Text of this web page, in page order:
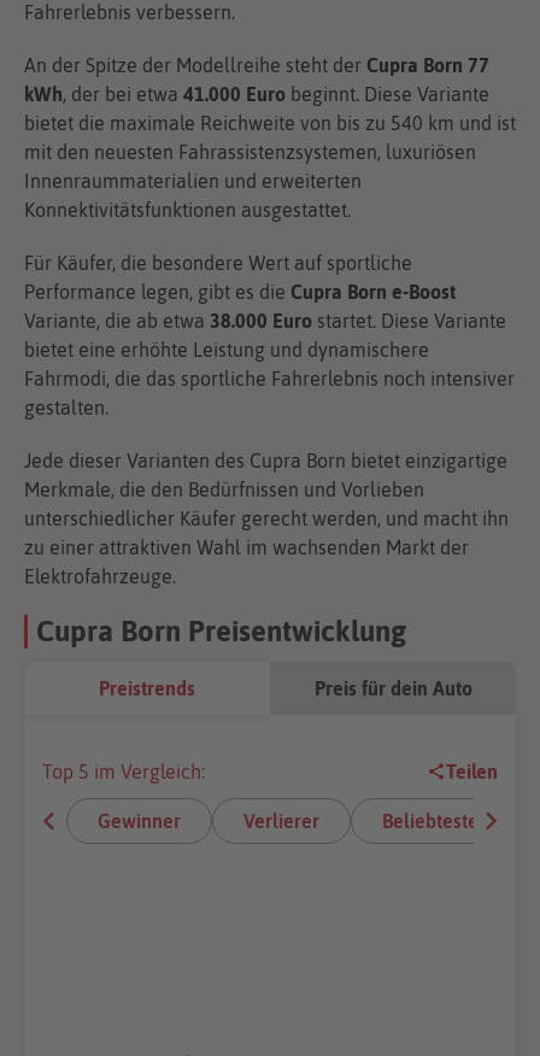
Fahrerlebnis verbessern.
An der Spitze der Modellreihe steht der Cupra Born 77
kWh, der bei etwa 41.000 Euro beginnt. Diese Variante
bietet die maximale Reichweite von bis zu 540 km und ist
mit den neuesten Fahrassistenzsystemen, luxuriösen
Innenraummaterialien und erweiterten
Konnektivitätsfunktionen ausgestattet.
Für Käufer, die besondere Wert auf sportliche
Performance legen, gibt es die Cupra Born e-Boost
Variante, die ab etwa 38.000 Euro startet. Diese Variante
bietet eine erhöhte Leistung und dynamischere
Fahrmodi, die das sportliche Fahrerlebnis noch intensiver
gestalten.
Jede dieser Varianten des Cupra Born bietet einzigartige
Merkmale, die den Bedürfnissen und Vorlieben
unterschiedlicher Käufer gerecht werden, und macht ihn
zu einer attraktiven Wahl im wachsenden Markt der
Elektrofahrzeuge.
Cupra Born Preisentwicklung
Preistrends Preis für dein Auto
Top 5 im Vergleich:
Gewinner Verlierer Beliebteste E-
Teilen